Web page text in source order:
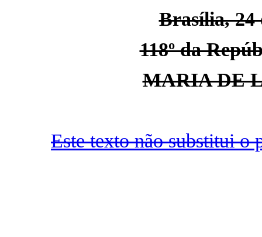
Brasília, 24
118º da
MARIA DE
Este texto não substitui o